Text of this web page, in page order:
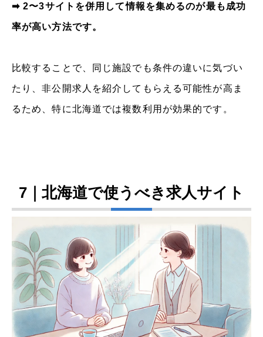
➡ 2〜3サイトを併用して情報を集めるのが最も成功
率が高い方法です。
比較することで、同じ施設でも条件の違いに気づい
たり、非公開求人を紹介してもらえる可能性が高ま
るため、特に北海道では複数利用が効果的です。
7｜北海道で使うべき求人サイト